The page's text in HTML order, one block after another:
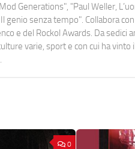
Generations", "Paul Weller,
senza tempo". Collabora con
e del Rockol Awards. Da sedici
varie, sport e con cui ha
0